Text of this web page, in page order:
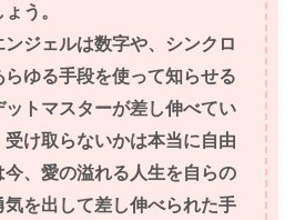
う。
ジェルは数字や、シンクロ
ゆる手段を使って知らせる
ットマスターが差し伸べてい
け取らないかは本当に自由
今、愛の溢れる人生を自らの
気を出して差し伸べられた手